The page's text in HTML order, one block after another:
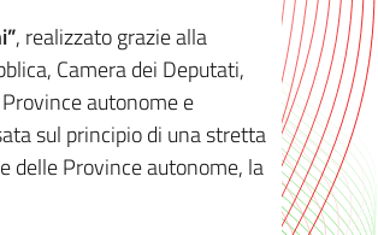
, realizzato grazie alla
Camera dei Deputati,
autonome e
sul principio di una stretta
delle Province autonome, la